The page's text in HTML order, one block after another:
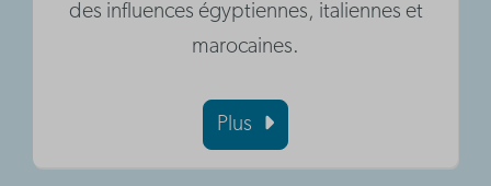
des influences égyptiennes, italiennes et
marocaines.
Plus